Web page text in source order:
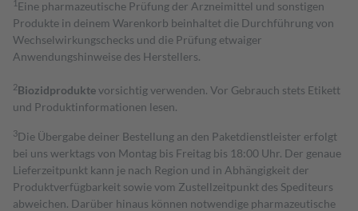
1 Eine pharmazeutische Prüfung der Arzneimittel und sonstigen
Produkte in deinem Warenkorb beinhaltet die Durchführung von
Wechselwirkungschecks und die Prüfung etwaiger
Anwendungshinweise des Herstellers.
2Biozidproduktevorsichtig verwenden. Vor Gebrauch stets Etikett
und Produktinformationen lesen.
3Die Übergabe deiner Bestellung an den Paketdienstleister erfolgt
bei uns werktags von Montag bis Freitag bis 18:00 Uhr. Der genaue
Lieferzeitpunkt kann je nach Region und in Abhängigkeit der
Produktverfügbarkeit sowie vom Zustellzeitpunkt des Spediteurs
abweichen. Darüber hinaus können notwendige pharmazeutische